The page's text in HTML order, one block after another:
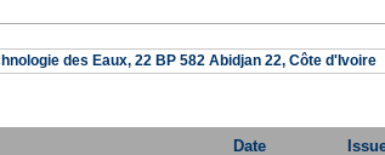
des Eaux, 22 BP 582 Abidjan 22, Côte d'Ivoire
Date